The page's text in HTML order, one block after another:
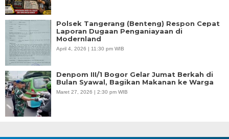
Polsek Tangerang (Benteng) Respon Cepat
Laporan Dugaan Penganiayaan di
Modernland
April 4, 2026 | 11:30 pm WIB
Denpom III/1 Bogor Gelar Jumat Berkah di
Bulan Syawal, Bagikan Makanan ke Warga
Maret 27, 2026 | 2:30 pm WIB